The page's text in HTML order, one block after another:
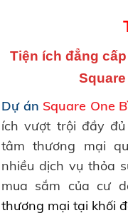
Tiện ích đẳng
Dự án Square One
ích vượt trội đầy
tâm thương mại
nhiều dịch vụ thỏa
mua sắm của cư
thương mại tại khối